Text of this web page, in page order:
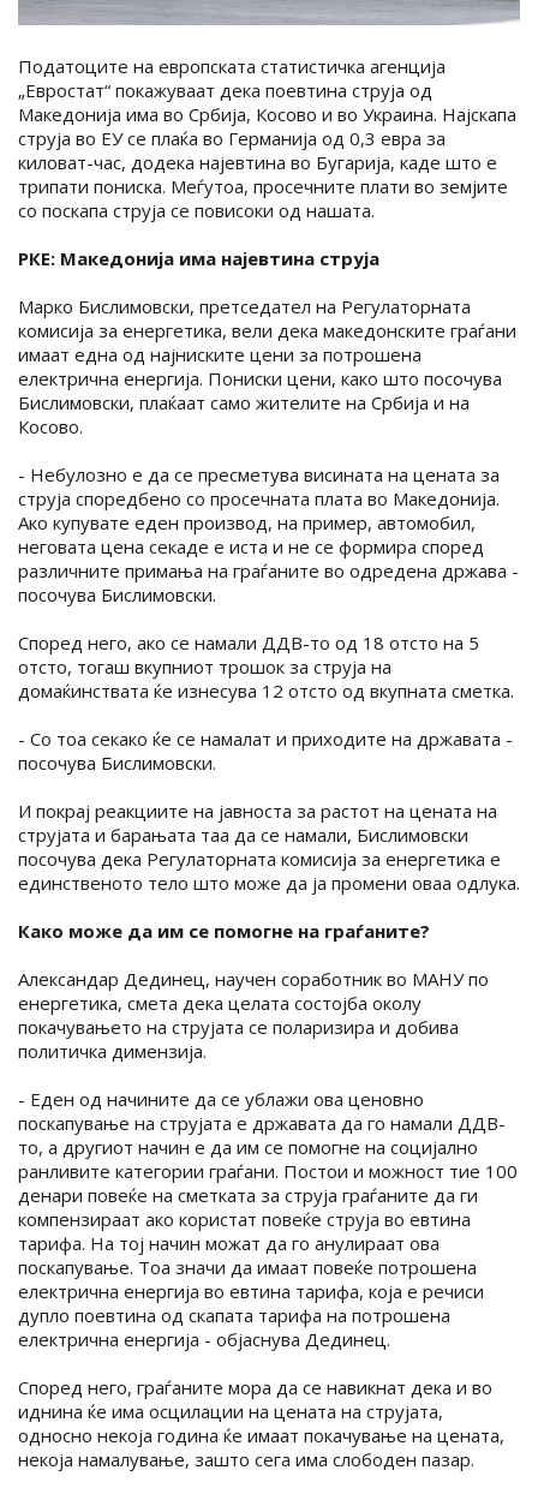
Податоците на европската статистичка агенција
„Евростат“ покажуваат дека поевтина струја од
Македонија има во Србија, Косово и во Украина. Најскапа
струја во ЕУ се плаќа во Германија од 0,3 евра за
киловат-час, додека најевтина во Бугарија, каде што е
трипати пониска. Меѓутоа, просечните плати во земјите
со поскапа струја се повисоки од нашата.
РКЕ: Македонија има најевтина струја
Марко Бислимовски, претседател на Регулаторната
комисија за енергетика, вели дека македонските граѓани
имаат една од најниските цени за потрошена
електрична енергија. Пониски цени, како што посочува
Бислимовски, плаќаат само жителите на Србија и на
Косово.
- Небулозно е да се пресметува висината на цената за
струја споредбено со просечната плата во Македонија.
Ако купувате еден производ, на пример, автомобил,
неговата цена секаде е иста и не се формира според
различните примања на граѓаните во одредена држава -
посочува Бислимовски.
Според него, ако се намали ДДВ-то од 18 отсто на 5
отсто, тогаш вкупниот трошок за струја на
домаќинствата ќе изнесува 12 отсто од вкупната сметка.
- Со тоа секако ќе се намалат и приходите на државата -
посочува Бислимовски.
И покрај реакциите на јавноста за растот на цената на
струјата и барањата таа да се намали, Бислимовски
посочува дека Регулаторната комисија за енергетика е
единственото тело што може да ја промени оваа одлука.
Како може да им се помогне на граѓаните?
Александар Дединец, научен соработник во МАНУ по
енергетика, смета дека целата состојба околу
покачувањето на струјата се поларизира и добива
политичка димензија.
- Еден од начините да се ублажи ова ценовно
поскапување на струјата е државата да го намали ДДВ-
то, а другиот начин е да им се помогне на социјално
ранливите категории граѓани. Постои и можност тие 100
денари повеќе на сметката за струја граѓаните да ги
компензираат ако користат повеќе струја во евтина
тарифа. На тој начин можат да го анулираат ова
поскапување. Тоа значи да имаат повеќе потрошена
електрична енергија во евтина тарифа, која е речиси
дупло поевтина од скапата тарифа на потрошена
електрична енергија - објаснува Дединец.
Според него, граѓаните мора да се навикнат дека и во
иднина ќе има осцилации на цената на струјата,
односно некоја година ќе имаат покачување на цената,
некоја намалување, зашто сега има слободен пазар.